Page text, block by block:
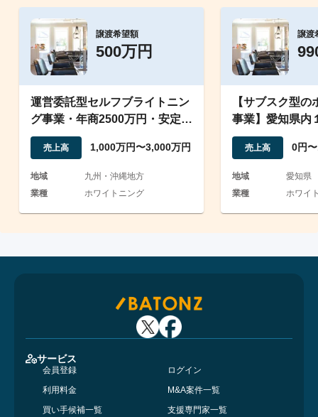
譲渡希望額
500万円
運営委託型セルフブライトニン
グ事業・年商2500万円・安定サ
ブスクモデル
売上高 1,000万円〜3,000万円
地域
九州・沖縄地方
業種
ホワイトニング
譲渡
【サブスク型
事業】愛知県内
で会員数一定数
売上高 0円
地域
愛知県
業種
ホワイ
サービス
会員登録
ログイン
利用料金
M&A案件一覧
買い手候補一覧
支援専門家一覧